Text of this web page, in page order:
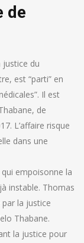
de
justice du
est “parti” en
Il est
de
L’affaire risque
dans une
qui empoisonne la
instable. Thomas
la justice
Thabane.
la justice pour